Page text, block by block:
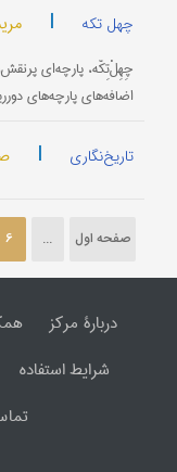
چهل تکه |
چِهِلْ‌‌تِکّه، پارچه‌ای
اضافه‌های پارچه‌های
تاریخ‌نگاری |
صفحه اول ...
6
دربارۀ مرکز
شرایط استفاده